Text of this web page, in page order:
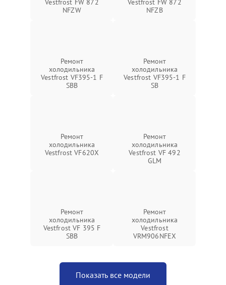
Vestfrost FW 872
NFZW
Vestfrost FW 872
NFZВ
Ремонт
холодильника
Vestfrost VF395-1 F
SBB
Ремонт
холодильника
Vestfrost VF395-1 F
SB
Ремонт
холодильника
Vestfrost VF620X
Ремонт
холодильника
Vestfrost VF 492
GLM
Ремонт
холодильника
Vestfrost VF 395 F
SBB
Ремонт
холодильника
Vestfrost
VRM906NFEX
Показать все модели